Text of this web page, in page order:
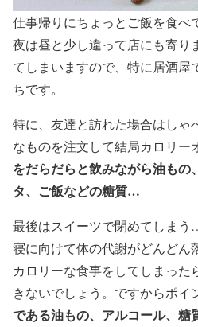
仕事帰りにちょっとご飯を食べ
夜は昼と少し違って店にも寄り
てしまいますので、特に居酒屋
ちです。
特に、友達と訪れた場合はしゃ
なものを注文して結局カロリー
をだらだらと飲みながら油もの
タ、ご飯などの糖質…
最後はスイーツで閉めてしま
寝に向けて体の代謝がどんどん
カロリーな食事をしてしまった
きないでしょう。ですからポイ
である油もの、アルコール、糖